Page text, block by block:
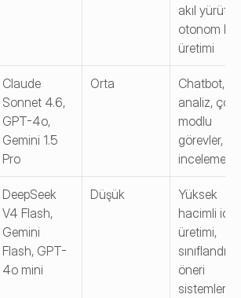
akıl
otonom
üretimi
Claude
Sonnet 4.6,
GPT-4o,
Gemini 1.5
Pro
Orta
Chatbot,
analiz, çok
modlu
görevler,
incelemesi
DeepSeek
V4 Flash,
Gemini
Flash, GPT-
4o mini
Düşük
Yüksek
hacimli
üretimi,
öneri
sistemleri